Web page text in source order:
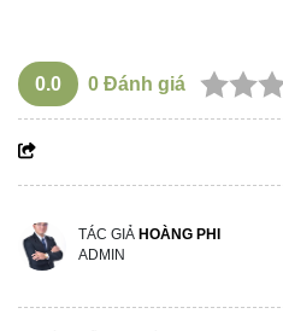
0.0 0 Đánh giá
TÁC GIẢ HOÀNG PHI
ADMIN